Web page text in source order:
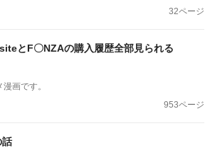
32ページ
とF〇NZAの購入履歴全部見られる
画です。
953ページ
話